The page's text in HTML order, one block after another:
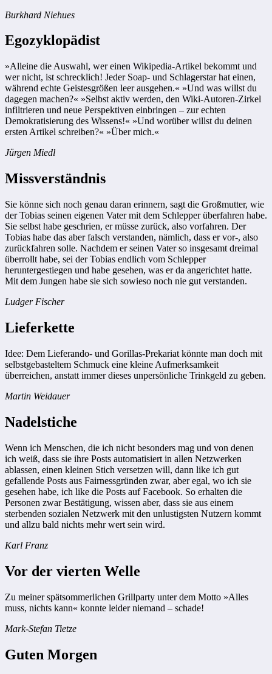
Burkhard Niehues
Egozyklopädist
»Alleine die Auswahl, wer einen Wikipedia-Artikel bekommt und
wer nicht, ist schrecklich! Jeder Soap- und Schlagerstar hat einen,
während echte Geistesgrößen leer ausgehen.« »Und was willst du
dagegen machen?« »Selbst aktiv werden, den Wiki-Autoren-Zirkel
infiltrieren und neue Perspektiven einbringen – zur echten
Demokratisierung des Wissens!« »Und worüber willst du deinen
ersten Artikel schreiben?« »Über mich.«
Jürgen Miedl
Missverständnis
Sie könne sich noch genau daran erinnern, sagt die Großmutter, wie
der Tobias seinen eigenen Vater mit dem Schlepper überfahren habe.
Sie selbst habe geschrien, er müsse zurück, also vorfahren. Der
Tobias habe das aber falsch verstanden, nämlich, dass er vor-, also
zurückfahren solle. Nachdem er seinen Vater so insgesamt dreimal
überrollt habe, sei der Tobias endlich vom Schlepper
heruntergestiegen und habe gesehen, was er da angerichtet hatte.
Mit dem Jungen habe sie sich sowieso noch nie gut verstanden.
Ludger Fischer
Lieferkette
Idee: Dem Lieferando- und Gorillas-Prekariat könnte man doch mit
selbstgebasteltem Schmuck eine kleine Aufmerksamkeit
überreichen, anstatt immer dieses unpersönliche Trinkgeld zu geben.
Martin Weidauer
Nadelstiche
Wenn ich Menschen, die ich nicht besonders mag und von denen
ich weiß, dass sie ihre Posts automatisiert in allen Netzwerken
ablassen, einen kleinen Stich versetzen will, dann like ich gut
gefallende Posts aus Fairnessgründen zwar, aber egal, wo ich sie
gesehen habe, ich like die Posts auf Facebook. So erhalten die
Personen zwar Bestätigung, wissen aber, dass sie aus einem
sterbenden sozialen Netzwerk mit den unlustigsten Nutzern kommt
und allzu bald nichts mehr wert sein wird.
Karl Franz
Vor der vierten Welle
Zu meiner spätsommerlichen Grillparty unter dem Motto »Alles
muss, nichts kann« konnte leider niemand – schade!
Mark-Stefan Tietze
Guten Morgen